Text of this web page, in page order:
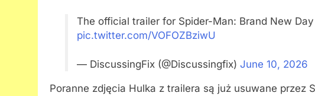
The official trailer for Spider-Man: Brand New
pic.twitter.com/VOFOZBziwU
— DiscussingFix (@Discussingfix) June 10, 2026
Poranne zdjęcia Hulka z trailera są już usuwane przez